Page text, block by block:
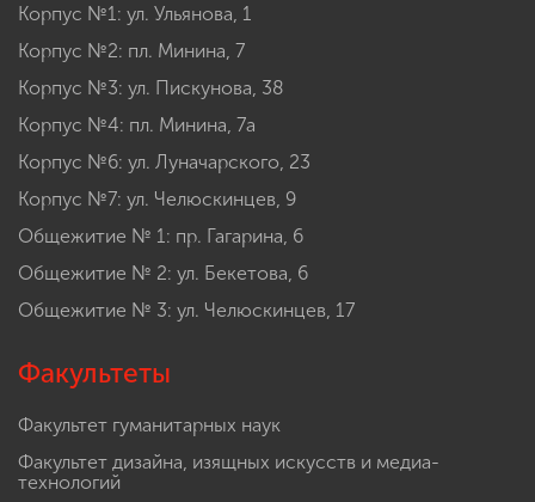
Корпус №1: ул. Ульянова, 1
Корпус №2: пл. Минина, 7
Корпус №3: ул. Пискунова, 38
Корпус №4: пл. Минина, 7а
Корпус №6: ул. Луначарского, 23
Корпус №7: ул. Челюскинцев, 9
Общежитие № 1: пр. Гагарина, 6
Общежитие № 2: ул. Бекетова, 6
Общежитие № 3: ул. Челюскинцев, 17
Факультеты
Факультет гуманитарных наук
Факультет дизайна, изящных искусств и медиа-
технологий